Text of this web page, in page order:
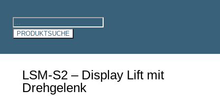
search
PRODUKTSUCHE
LSM-S2 – Display Lift mit
Drehgelenk